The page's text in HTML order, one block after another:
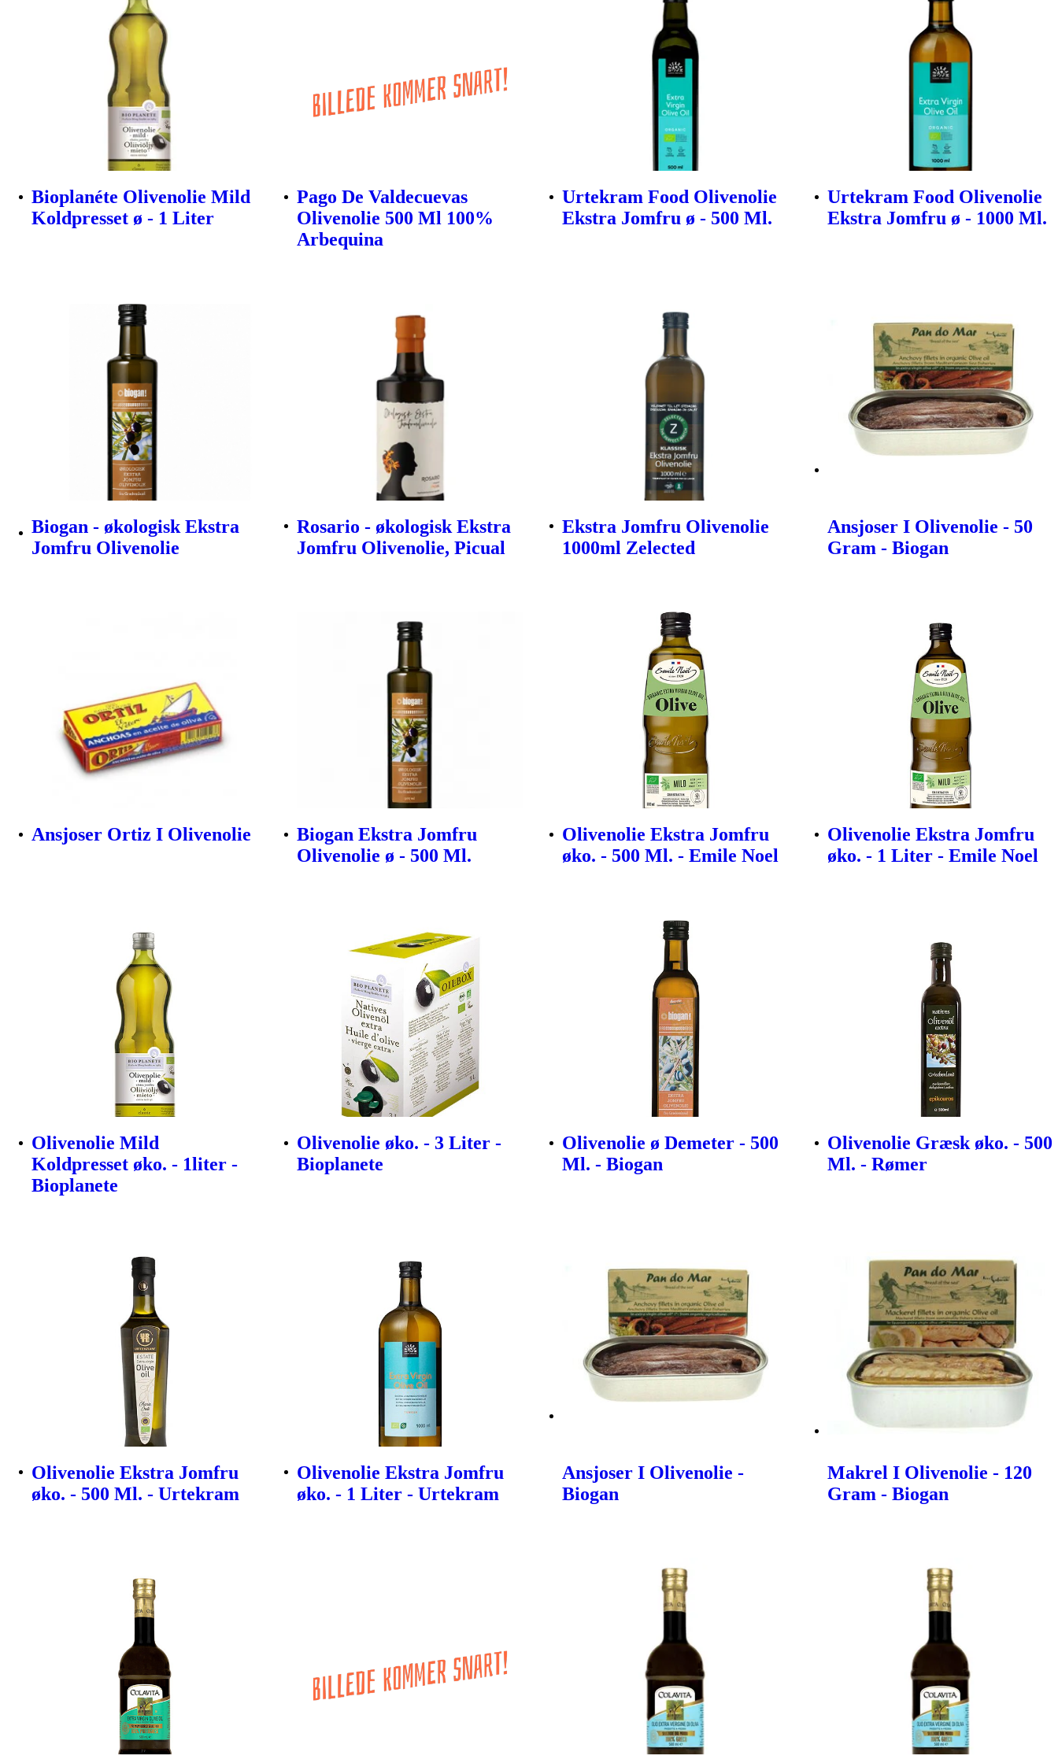
Bioplanéte Olivenolie Mild
Koldpresset ø - 1 Liter
Pago De Valdecuevas
Olivenolie 500 Ml 100%
Arbequina
Urtekram Food Olivenolie
Ekstra Jomfru ø - 500 Ml.
Urtekram Food Olivenolie
Ekstra Jomfru ø - 1000 Ml.
Biogan - økologisk Ekstra
Jomfru Olivenolie
Rosario - økologisk Ekstra
Jomfru Olivenolie, Picual
Ekstra Jomfru Olivenolie
1000ml Zelected
Ansjoser I Olivenolie - 50
Gram - Biogan
Ansjoser Ortiz I Olivenolie
Biogan Ekstra Jomfru
Olivenolie ø - 500 Ml.
Olivenolie Ekstra Jomfru
øko. - 500 Ml. - Emile Noel
Olivenolie Ekstra Jomfru
øko. - 1 Liter - Emile Noel
Olivenolie Mild
Koldpresset øko. - 1liter -
Bioplanete
Olivenolie øko. - 3 Liter -
Bioplanete
Olivenolie ø Demeter - 500
Ml. - Biogan
Olivenolie Græsk øko. - 500
Ml. - Rømer
Olivenolie Ekstra Jomfru
øko. - 500 Ml. - Urtekram
Olivenolie Ekstra Jomfru
øko. - 1 Liter - Urtekram
Ansjoser I Olivenolie -
Biogan
Makrel I Olivenolie - 120
Gram - Biogan